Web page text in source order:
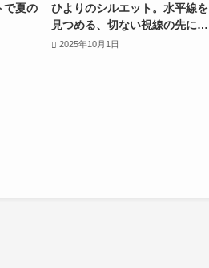
で夏の
ひよりのシルエット。水平線を
見つめる、切ない視線の先に…
2025年10月1日